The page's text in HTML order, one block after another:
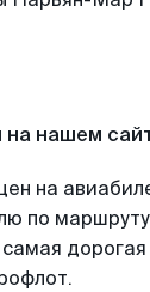
на нашем
на
по